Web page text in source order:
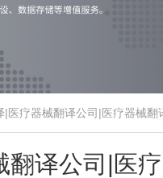
|医疗器械翻译公司|医疗器械
翻译公司|医